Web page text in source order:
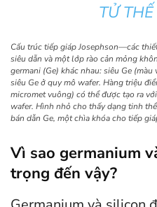
TỬ
Cấu trúc tiếp giáp Josephson—các
siêu dẫn và một lớp rào cản mỏng
germani (Ge) khác nhau: siêu Ge
siêu Ge ở quy mô wafer. Hàng triệu
micromet vuông) có thể được tạo ra
wafer. Hình nhỏ cho thấy dạng tinh
bán dẫn Ge, một chìa khóa cho tiếp
Vì sao germanium
trọng đến vậy?